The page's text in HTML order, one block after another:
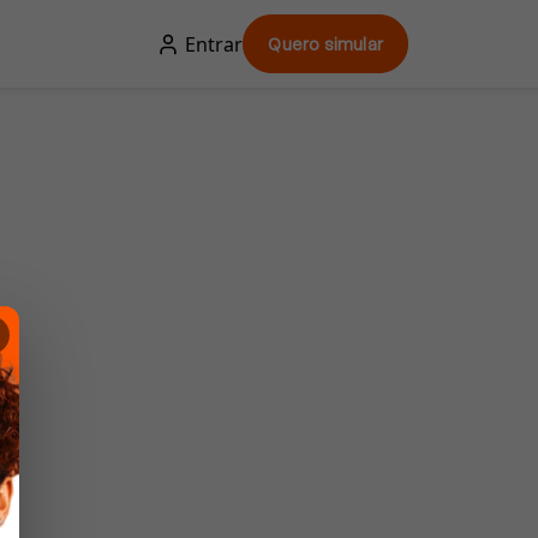
Entrar Quero simular